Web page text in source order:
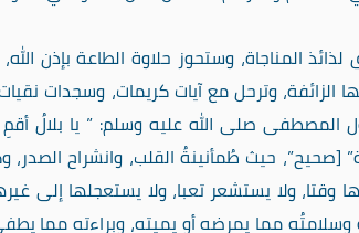
المناجاة، وستحوز حلاوة الطاعة بإذن
الزائفة، وترحل مع آيات كريمات، وسجدات
المصطفى صلى الله عليه وسلم: ” يا بلالُ أقمِ
حيث طُمأنينةُ القلب، وانشراح الصدر،
ولا يستشعر تعبا، ولا يستعجلها إلى
مما يمرضه أو يميته، وبراءته مما